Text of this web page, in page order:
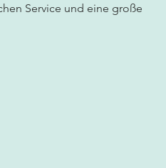
Service und eine große